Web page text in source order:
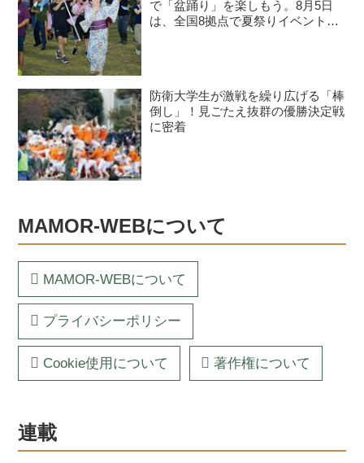
で「盆踊り」を楽しもう。8月5日
は、全国8拠点で夏祭りイベントが
防衛大学生が激戦を繰り広げる「棒
倒し」！見ごたえ抜群の優勝決定戦
に密着
MAMOR-WEBについて
MAMOR-WEBについて
プライバシーポリシー
Cookie使用について 著作権について
連載